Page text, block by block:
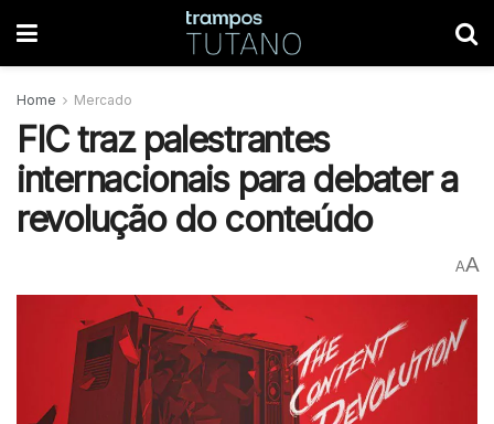
Home Mercado
FIC traz palestrantes
internacionais para debater a
revolução do conteúdo
AA